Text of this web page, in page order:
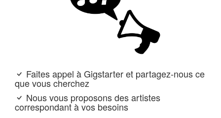
Faites appel à Gigstarter et partagez-nous ce
que vous cherchez
Nous vous proposons des artistes
correspondant à vos besoins